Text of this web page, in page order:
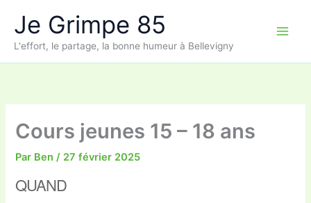
contenu
Je Grimpe 85
L'effort, le partage, la bonne humeur à Bellevigny
Cours jeunes 15 – 18 ans
Par Ben/ 27 février 2025
QUAND